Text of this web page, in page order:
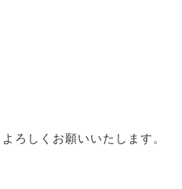
ろしくお願いいたします。